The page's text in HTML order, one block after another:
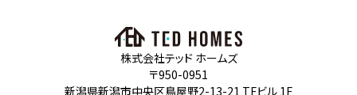
株式会社テッド ホームズ
〒950-0951
新潟県新潟市中央区鳥屋野2-13-21 TFビル 1F